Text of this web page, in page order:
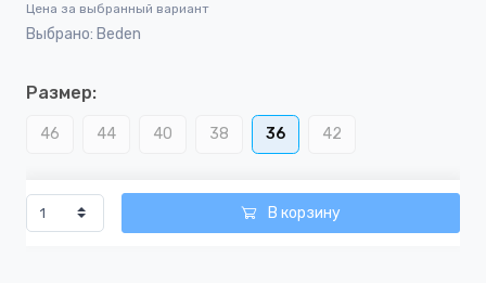
Цена за выбранный вариант
Выбрано: Beden
Размер:
46 44 40 38 36 42
В корзину